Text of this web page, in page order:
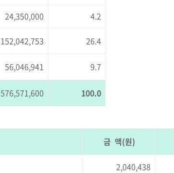
24,350,000 4.2
152,042,753 26.4
56,046,941 9.7
576,571,600 100.0
금 액(원)
2,040,438